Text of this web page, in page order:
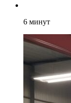
6 минут